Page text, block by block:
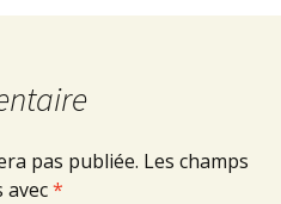
pas publiée. Les champs
*